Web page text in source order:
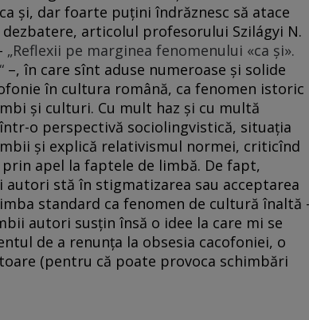
şi, dar foarte puţini îndrăznesc să atace
articolul profesorului Szilágyi N.
„Reflexii pe marginea fenomenului «ca şi».
–, în care sînt aduse numeroase şi solide
în cultura română, ca fenomen istoric
şi culturi. Cu mult haz şi cu multă
o perspectivă sociolingvistică, situaţia
şi explică relativismul normei, criticînd
apel la faptele de limbă. De fapt,
stă în stigmatizarea sau acceptarea
standard ca fenomen de cultură înaltă
autori susţin însă o idee la care mi se
de a renunţa la obsesia cacofoniei, o
(pentru că poate provoca schimbări